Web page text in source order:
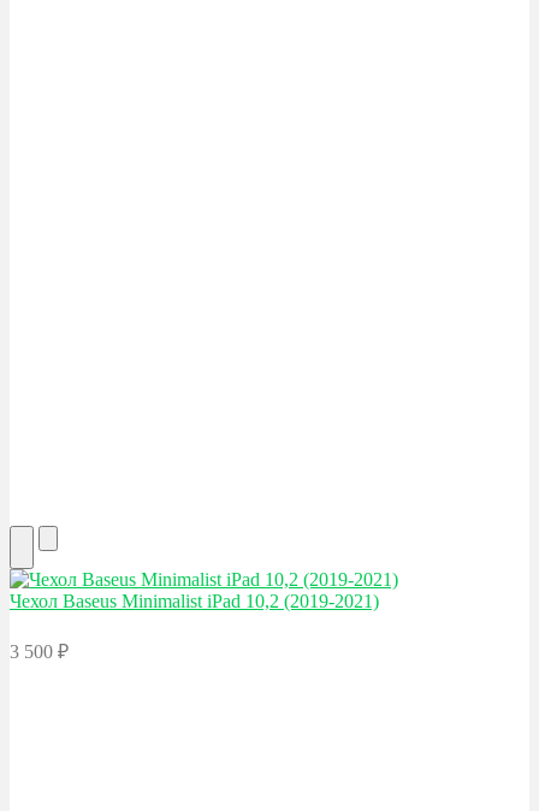
Чехол Baseus Minimalist iPad 10,2 (2019-2021)
3 500 ₽